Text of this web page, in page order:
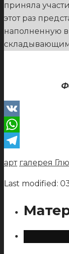
приняла
этот раз
наполненную
VK
WhatsApp
арт галерея
Last modified: